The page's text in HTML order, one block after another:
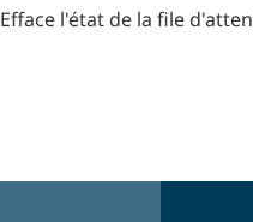
Efface l'état de la file